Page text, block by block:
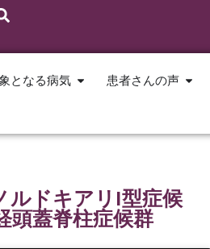
となる病気 患者さんの声
ドキアリI型症候
頭蓋脊柱症候群